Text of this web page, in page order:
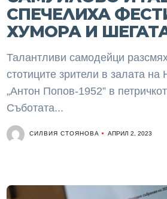
СПЕЧЕЛИХА
ХУМОРА И
Талантливи самодейци
стотиците зрители в залата
„Антон Попов-1952” в
Съботата...
СИЛВИЯ СТОЯНОВА АПРИЛ 2, 2023